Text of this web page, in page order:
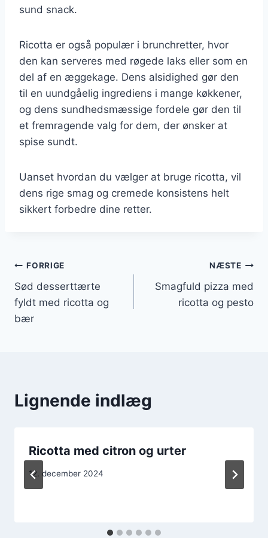
sund snack.
Ricotta er også populær i brunchretter, hvor
den kan serveres med røgede laks eller som en
del af en æggekage. Dens alsidighed gør den
til en uundgåelig ingrediens i mange køkkener,
og dens sundhedsmæssige fordele gør den til
et fremragende valg for dem, der ønsker at
spise sundt.
Uanset hvordan du vælger at bruge ricotta, vil
dens rige smag og cremede konsistens helt
sikkert forbedre dine retter.
Indlægsnavigation
FORRIGE
Sød desserttærte
fyldt med ricotta og
bær
NÆSTE
Smagfuld pizza med
ricotta og pesto
Lignende indlæg
Ricotta med citron og urter
12. december 2024